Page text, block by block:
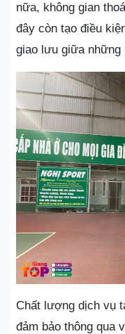
nữa, không gian
đây còn tạo điều
giao lưu giữa
Chất lượng dịch vụ
đảm bảo thông qua